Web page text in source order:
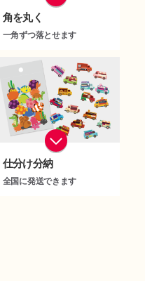
角を丸く
一角ずつ落とせます
仕分け分納
全国に発送できます